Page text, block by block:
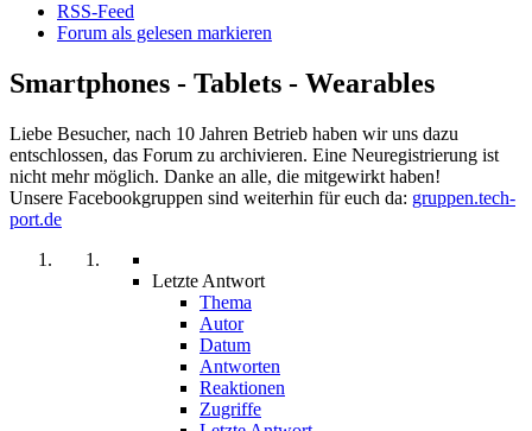
RSS-Feed
Forum als gelesen markieren
Smartphones - Tablets - Wearables
Liebe Besucher, nach 10 Jahren Betrieb haben wir uns dazu
entschlossen, das Forum zu archivieren. Eine Neuregistrierung ist
nicht mehr möglich. Danke an alle, die mitgewirkt haben!
Unsere Facebookgruppen sind weiterhin für euch da: gruppen.tech-
port.de
Letzte Antwort
Thema
Autor
Datum
Antworten
Reaktionen
Zugriffe